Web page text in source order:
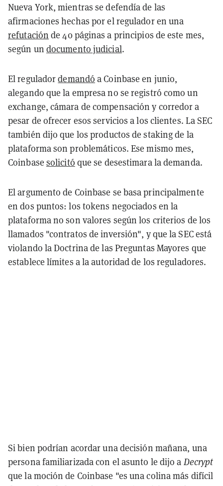
Nueva York, mientras se defendía de las
afirmaciones hechas por el regulador en una
refutación de 40 páginas a principios de este mes,
según un documento judicial.
El reguladordemandó a Coinbase en junio,
alegando que la empresa no se registró como un
exchange, cámara de compensación y corredor a
pesar de ofrecer esos servicios a los clientes. La SEC
también dijo que los productos de staking de la
plataforma son problemáticos. Ese mismo mes,
Coinbase solicitó que se desestimara la demanda.
El argumento de Coinbase se basa principalmente
en dos puntos: los tokens negociados en la
plataforma no son valores según los criterios de los
llamados "contratos de inversión", y que la SEC está
violando la Doctrina de las Preguntas Mayores que
establece límites a la autoridad de los reguladores.
Si bien podrían acordar una decisión mañana, una
persona familiarizada con el asunto le dijo a Decrypt
que la moción de Coinbase "es una colina más difícil